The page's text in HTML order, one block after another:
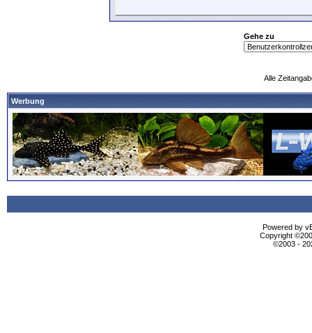
Gehe zu
Alle
Werbung
Powered by
Copyright
©2003 -